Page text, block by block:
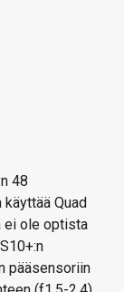
48
Quad
ei ole optista
pääsensoriin